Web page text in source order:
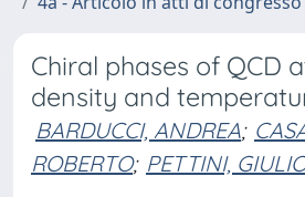
Chiral phases of QCD
density and
BARDUCCI, ANDREA;
ROBERTO; PETTINI,